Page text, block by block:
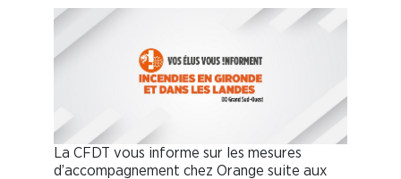
La CFDT vous informe sur les mesures
d’accompagnement chez Orange suite aux